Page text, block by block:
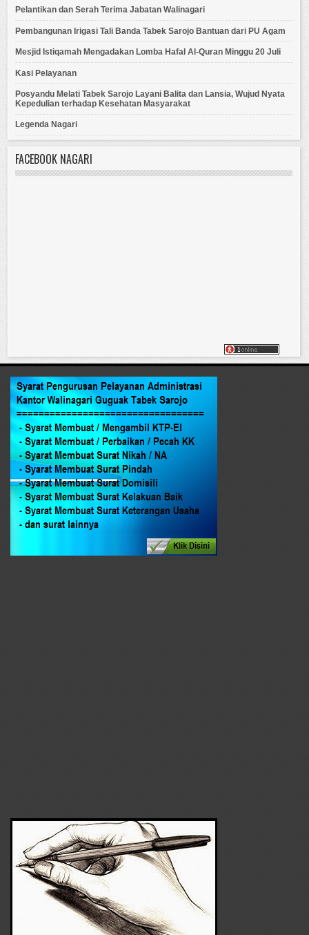
Pelantikan dan Serah Terima Jabatan Walinagari
Pembangunan Irigasi Tali Banda Tabek Sarojo Bantuan dari PU Agam
Mesjid Istiqamah Mengadakan Lomba Hafal Al-Quran Minggu 20 Juli
Kasi Pelayanan
Posyandu Melati Tabek Sarojo Layani Balita dan Lansia, Wujud Nyata
Kepedulian terhadap Kesehatan Masyarakat
Legenda Nagari
FACEBOOK NAGARI